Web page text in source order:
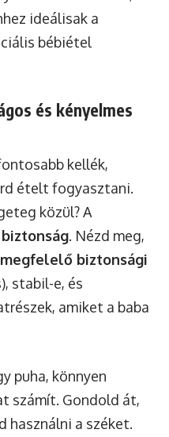
ideálisak a
bébiétel
és kényelmes
kellék,
ételt fogyasztani.
közül? A
biztonság. Nézd meg,
megfelelő biztonsági
stabil-e, és
amiket a baba
puha, könnyen
számít. Gondold át,
használni a széket.